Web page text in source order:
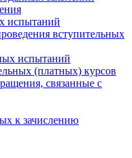
испытаний
вступительных
испытаний
(платных) курсов
связанные с
к зачислению